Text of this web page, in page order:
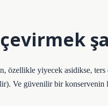
özellikle yiyecek asidikse,
Ve güvenilir bir konservenin